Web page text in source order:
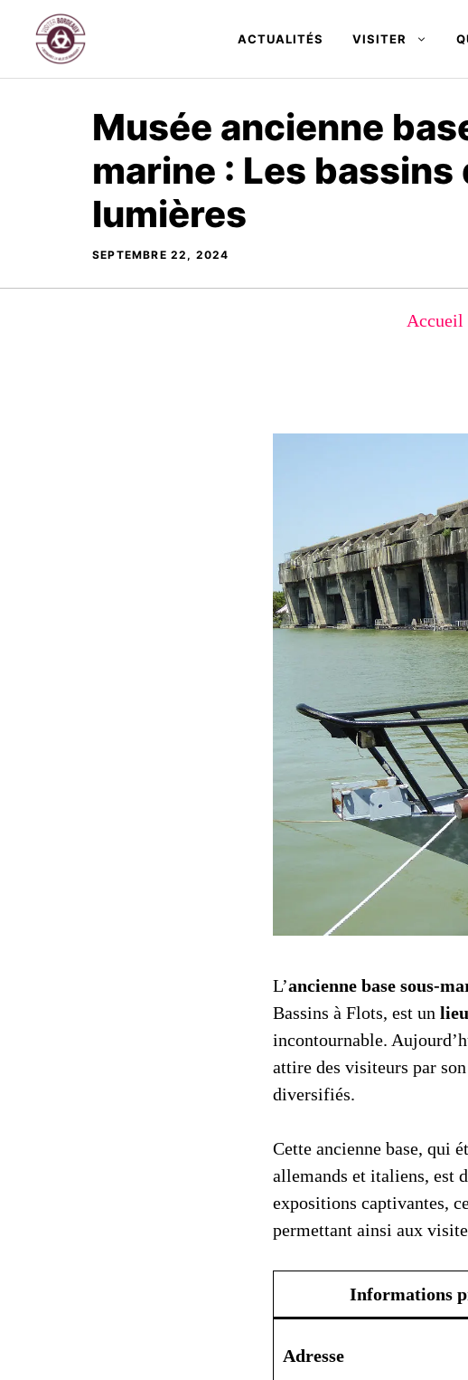
contenu
ACTUALITÉS VISITER
Musée ancienne
marine : Les bassins
lumières
SEPTEMBRE 22, 2024
Accueil
L’ancienne base sous-
Bassins à Flots, est un
incontournable.
attire des visiteurs par
diversifiés.
Cette ancienne base, qui
allemands et italiens, est
expositions captivantes,
permettant ainsi aux
Informations
Adresse